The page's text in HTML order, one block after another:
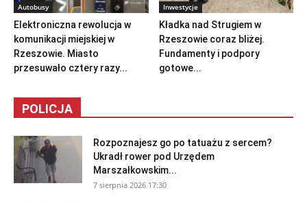
Autobusy
Elektroniczna rewolucja w
komunikacji miejskiej w
Rzeszowie. Miasto
przesuwało cztery razy...
Inwestycje
Kładka nad Strugiem w
Rzeszowie coraz bliżej.
Fundamenty i podpory
gotowe...
POLICJA
Rozpoznajesz go po tatuażu z sercem?
Ukradł rower pod Urzędem
Marszałkowskim...
7 sierpnia 2026 17:30